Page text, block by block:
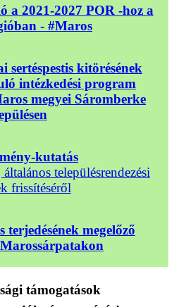
a 2021-2027 POR -hoz a
- #Maros
kitörésének
intézkedési program
megyei Sáromberke
kutatás
településrendezési
frissítéséről
terjedésének megelőző
támogatások